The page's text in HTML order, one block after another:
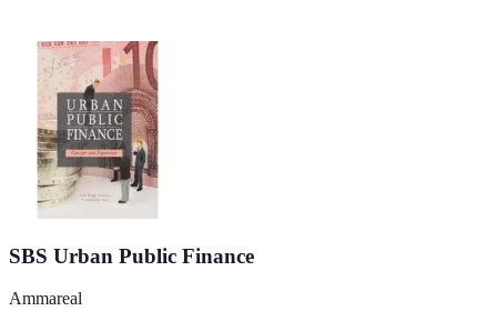
SBS Urban Public Finance
Ammareal